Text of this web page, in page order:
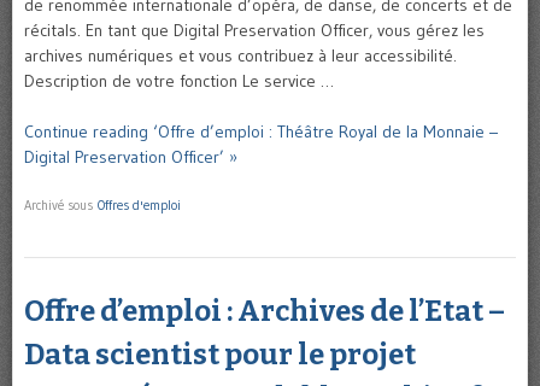
de renommée internationale d’opéra, de danse, de concerts et de
récitals. En tant que Digital Preservation Officer, vous gérez les
archives numériques et vous contribuez à leur accessibilité.
Description de votre fonction Le service …
Continue reading ‘Offre d’emploi : Théâtre Royal de la Monnaie –
Digital Preservation Officer’ »
Archivé sous Offres d'emploi
Offre d’emploi : Archives de l’Etat –
Data scientist pour le projet